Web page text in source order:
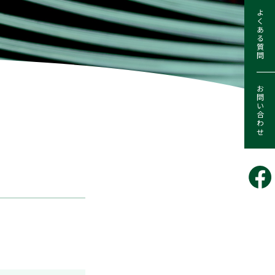
よくある質問
お問い合わせ